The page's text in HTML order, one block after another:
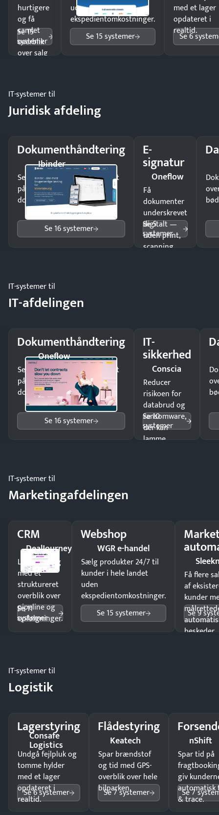
hurtigere
og få
samlet
overblik
over salg
Se 15
systemer
uden
ekspedientomkostninger.
Se 15 systemer
med et lager
opdateret i
realtid.
Se 6
IT-systemer til
Juridisk afdeling
Dokumenthåndtering
Ibinder
Send kontrakter til underskrift
på minutter og mist ingen
dokumenter.
Se 16 systemer
E-
signatur
Oneflow
Få
dokumenter
underskrevet
digitalt —
uden print,
scanning
Se 5
systemer
IT-systemer til
IT-afdelingen
Dokumenthåndtering
Oneflow
Send kontrakter til underskrift
på minutter og mist ingen
dokumenter.
Se 16 systemer
IT-
sikkerhed
Conscia
Reducer
risikoen for
databrud og
ransomware,
der kan
lamme
Se 10
systemer
IT-systemer til
Marketingafdelingen
CRM
DealJourney
Luk flere salg
med et
struktureret
overblik over
pipeline og
opfølgninger.
Se 11
systemer
Webshop
WGR e-handel
Sælg produkter 24/7 til
kunder i hele landet
uden
ekspedientomkostninger.
Se 15 systemer
Få flere
af
kunder
beskeder.
Se 9
IT-systemer til
Logistik
Lagerstyring
Consafe
Logistics
Undgå fejlpluk og
tomme hylder
med et lager
opdateret i
realtid.
Se 6 systemer
Flådestyring
Keatech
Spar brændstof
og tid med GPS-
overblik over hele
bilparken.
Se 7 systemer
nShift
Spar tid på
giv
automatisk
& trace.
Se 7